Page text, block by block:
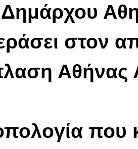
στον
Αθήνας
που